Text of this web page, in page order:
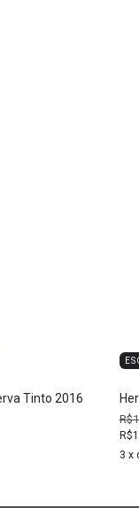
Tinto 2016
3 x